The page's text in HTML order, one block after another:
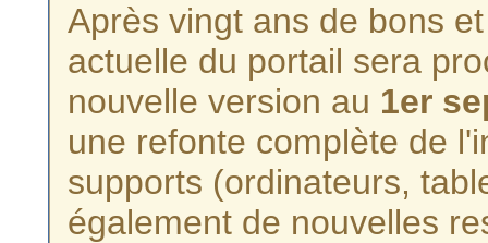
Après vingt ans de bons
actuelle du portail sera
nouvelle version au 1er
une refonte complète de
supports (ordinateurs,
également de nouvelles